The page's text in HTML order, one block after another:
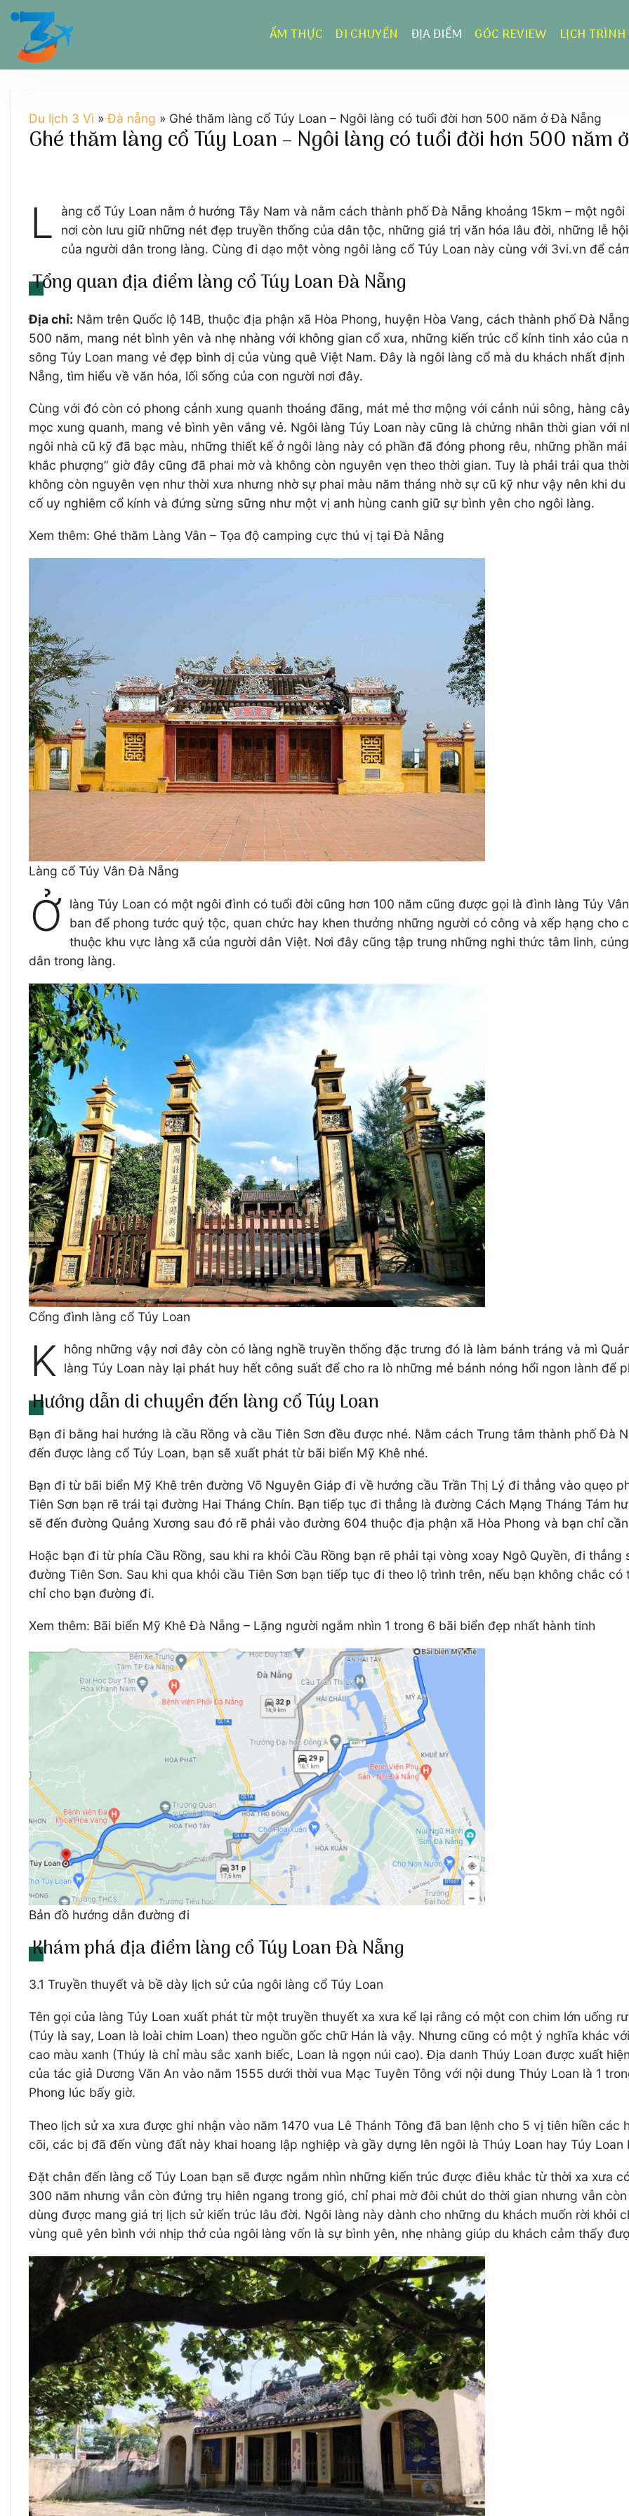
Chuyển
dung
ẨM THỰC DI CHUYỂN ĐỊA ĐIỂM GÓC REVIEW LỊCH TRÌNH
Du lịch 3 Vì »Đà nẵng » Ghé thăm làng cổ Túy Loan – Ngôi làng có tuổi đời hơn 500 năm ở Đà Nẵng
Ghé thăm làng cổ Túy Loan – Ngôi làng có tuổi đời hơn 500 năm
L
àng cổ Túy Loan nằm ở hướng Tây Nam và nằm cách thành phố Đà Nẵng khoảng 15km – một
nơi còn lưu giữ những nét đẹp truyền thống của dân tộc, những giá trị văn hóa lâu đời, những lễ
của người dân trong làng. Cùng đi dạo một vòng ngôi làng cổ Túy Loan này cùng với 3vi.vn để
Tổng quan địa điểm làng cổ Túy Loan Đà Nẵng
Địa chỉ: Nằm trên Quốc lộ 14B, thuộc địa phận xã Hòa Phong, huyện Hòa Vang, cách thành phố Đà
500 năm, mang nét bình yên và nhẹ nhàng với không gian cổ xưa, những kiến trúc cổ kính tinh xảo của
sông Túy Loan mang vẻ đẹp bình dị của vùng quê Việt Nam. Đây là ngôi làng cổ mà du khách nhất
Nẵng, tìm hiểu về văn hóa, lối sống của con người nơi đây.
Cùng với đó còn có phong cảnh xung quanh thoáng đãng, mát mẻ thơ mộng với cảnh núi sông, hàng
mọc xung quanh, mang vẻ bình yên vắng vẻ. Ngôi làng Túy Loan này cũng là chứng nhân thời gian với
ngôi nhà cũ kỹ đã bạc màu, những thiết kế ở ngôi làng này có phần đã đóng phong rêu, những phần
khắc phượng” giờ đây cũng đã phai mờ và không còn nguyên vẹn theo thời gian. Tuy là phải trải qua
không còn nguyên vẹn như thời xưa nhưng nhờ sự phai màu năm tháng nhờ sự cũ kỹ như vậy nên khi
cố uy nghiêm cổ kính và đứng sừng sững như một vị anh hùng canh giữ sự bình yên cho ngôi làng.
Xem thêm: Ghé thăm Làng Vân – Tọa độ camping cực thú vị tại Đà Nẵng
Làng cổ Túy Vân Đà Nẵng
Ở làng Túy Loan có một ngôi đình có tuổi đời cũng hơn 100 năm cũng được gọi là đình làng Túy
ban để phong tước quý tộc, quan chức hay khen thưởng những người có công và xếp hạng cho
thuộc khu vực làng xã của người dân Việt. Nơi đây cũng tập trung những nghi thức tâm linh,
dân trong làng.
Cổng đình làng cổ Túy Loan
K hông những vậy nơi đây còn có làng nghề truyền thống đặc trưng đó là làm bánh tráng và mì
làng Túy Loan này lại phát huy hết công suất để cho ra lò những mẻ bánh nóng hổi ngon lành để
Hướng dẫn di chuyển đến làng cổ Túy Loan
Bạn đi bằng hai hướng là cầu Rồng và cầu Tiên Sơn đều được nhé. Nằm cách Trung tâm thành phố Đà
đến được làng cổ Túy Loan, bạn sẽ xuất phát từ bãi biển Mỹ Khê nhé.
Bạn đi từ bãi biển Mỹ Khê trên đường Võ Nguyên Giáp đi về hướng cầu Trần Thị Lý đi thẳng vào quẹo
Tiên Sơn bạn rẽ trái tại đường Hai Tháng Chín. Bạn tiếp tục đi thẳng là đường Cách Mạng Tháng Tám
sẽ đến đường Quảng Xương sau đó rẽ phải vào đường 604 thuộc địa phận xã Hòa Phong và bạn chỉ
Hoặc bạn đi từ phía Cầu Rồng, sau khi ra khỏi Cầu Rồng bạn rẽ phải tại vòng xoay Ngô Quyền, đi
đường Tiên Sơn. Sau khi qua khỏi cầu Tiên Sơn bạn tiếp tục đi theo lộ trình trên, nếu bạn không chắc
chỉ cho bạn đường đi.
Xem thêm: Bãi biển Mỹ Khê Đà Nẵng – Lặng người ngắm nhìn 1 trong 6 bãi biển đẹp nhất hành tinh
Bản đồ hướng dẫn đường đi
Khám phá địa điểm làng cổ Túy Loan Đà Nẵng
3.1 Truyền thuyết và bề dày lịch sử của ngôi làng cổ Túy Loan
Tên gọi của làng Túy Loan xuất phát từ một truyền thuyết xa xưa kể lại rằng có một con chim lớn uống
(Túy là say, Loan là loài chim Loan) theo nguồn gốc chữ Hán là vậy. Nhưng cũng có một ý nghĩa khác
cao màu xanh (Thúy là chỉ màu sắc xanh biếc, Loan là ngọn núi cao). Địa danh Thúy Loan được xuất
của tác giả Dương Văn An vào năm 1555 dưới thời vua Mạc Tuyên Tông với nội dung Thúy Loan là 1
Phong lúc bấy giờ.
Theo lịch sử xa xưa được ghi nhận vào năm 1470 vua Lê Thánh Tông đã ban lệnh cho 5 vị tiên hiền
cõi, các bị đã đến vùng đất này khai hoang lập nghiệp và gầy dựng lên ngôi là Thúy Loan hay Túy Loan
Đặt chân đến làng cổ Túy Loan bạn sẽ được ngắm nhìn những kiến trúc được điêu khắc từ thời xa xưa
300 năm nhưng vẫn còn đứng trụ hiên ngang trong gió, chỉ phai mờ đôi chút do thời gian nhưng vẫn
dùng được mang giá trị lịch sử kiến trúc lâu đời. Ngôi làng này dành cho những du khách muốn rời khỏi
vùng quê yên bình với nhịp thở của ngôi làng vốn là sự bình yên, nhẹ nhàng giúp du khách cảm thấy